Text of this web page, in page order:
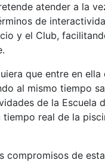
atender a la
de
y el Club,
que entre en
al mismo tiempo
de la Escuela
real de la
compromisos de